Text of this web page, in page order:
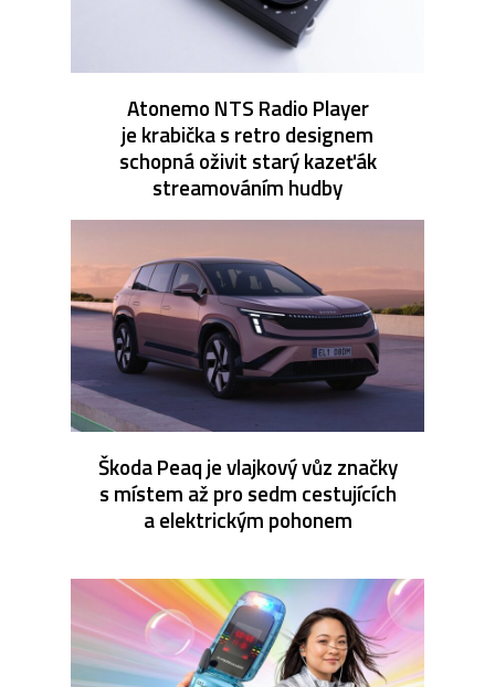
Atonemo NTS Radio Player
je krabička s retro designem
schopná oživit starý kazeťák
streamováním hudby
Škoda Peaq je vlajkový vůz značky
s místem až pro sedm cestujících
a elektrickým pohonem